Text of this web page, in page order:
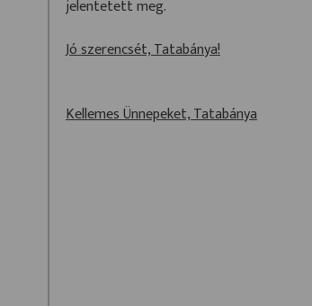
jelentetett meg.
Jó szerencsét, Tatabánya!
Kellemes Ünnepeket, Tatabánya